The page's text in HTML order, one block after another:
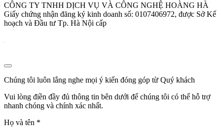
CÔNG TY TNHH DỊCH VỤ VÀ CÔNG NGHỆ HOÀNG HÀ
Giấy chứng nhận đăng ký kinh doanh số: 0107406972, được Sở Kế
hoạch và Đầu tư Tp. Hà Nội cấp
Chúng tôi luôn lắng nghe mọi ý kiến đóng góp từ Quý khách
Vui lòng điền đầy đủ thông tin bên dưới để chúng tôi có thể hỗ trợ
nhanh chóng và chính xác nhất.
Họ và tên *